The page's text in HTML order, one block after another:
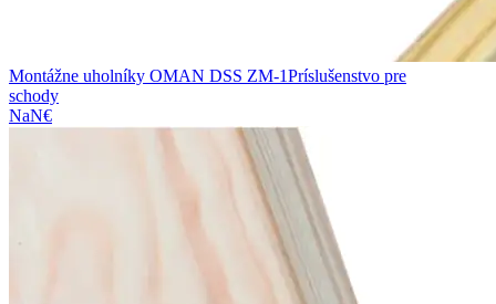
Montážne uholníky OMAN DSS ZM-1Príslušenstvo pre
schody
NaN€